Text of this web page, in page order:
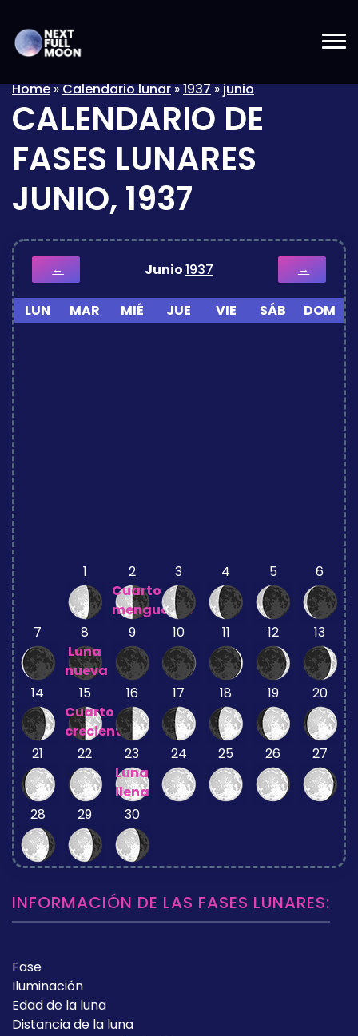
Home»Calendario lunar»1937»junio
CALENDARIO DE
FASES LUNARES
JUNIO, 1937
← Junio1937 →
LUN MAR MIÉ JUE VIE SÁB DOM
1
2
Cuarto
menguante
3 4 5 6
7
8
Luna
nueva
9 10 11 12 13
14
15
Cuarto
creciente
16 17 18 19 20
21 22
23
Luna
llena
24 25 26 27
28 29 30
INFORMACIÓN DE LAS FASES LUNARES:
Fase
Iluminación
Edad de la luna
Distancia de la luna